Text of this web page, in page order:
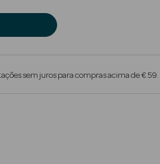
sem juros para compras acima de € 59.